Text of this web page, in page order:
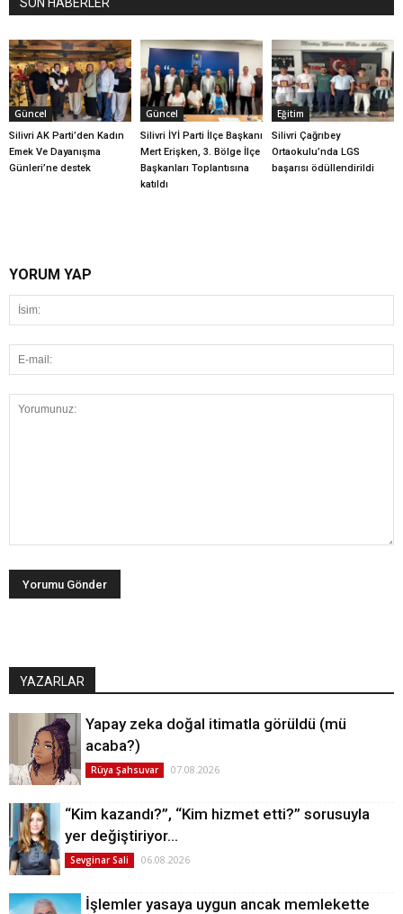
Güncel
Silivri AK Parti’den Kadın
Emek Ve Dayanışma
Günleri’ne destek
Güncel
Silivri İYİ Parti İlçe Başkanı
Mert Erişken, 3. Bölge İlçe
Başkanları Toplantısına
katıldı
Eğitim
Silivri Çağrıbey
Ortaokulu’nda LGS
başarısı ödüllendirildi
YORUM YAP
YAZARLAR
Yapay zeka doğal itimatla görüldü (mü
acaba?)
Rüya Şahsuvar 07.08.2026
“Kim kazandı?”, “Kim hizmet etti?” sorusuyla
yer değiştiriyor…
Sevginar Sali 06.08.2026
İşlemler yasaya uygun ancak memlekette